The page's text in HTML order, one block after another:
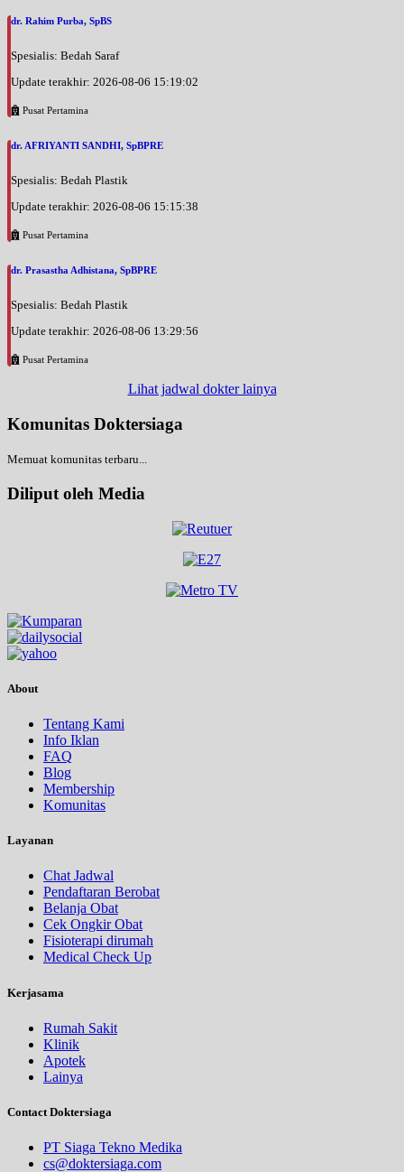
dr. Rahim Purba, SpBS
Spesialis: Bedah Saraf
Update terakhir: 2026-08-06 15:19:02
Pusat Pertamina
dr. AFRIYANTI SANDHI, SpBPRE
Spesialis: Bedah Plastik
Update terakhir: 2026-08-06 15:15:38
Pusat Pertamina
dr. Prasastha Adhistana, SpBPRE
Spesialis: Bedah Plastik
Update terakhir: 2026-08-06 13:29:56
Pusat Pertamina
Lihat jadwal dokter lainya
Komunitas Doktersiaga
Memuat komunitas terbaru...
Diliput oleh Media
About
Tentang Kami
Info Iklan
FAQ
Blog
Membership
Komunitas
Layanan
Chat Jadwal
Pendaftaran Berobat
Belanja Obat
Cek Ongkir Obat
Fisioterapi dirumah
Medical Check Up
Kerjasama
Rumah Sakit
Klinik
Apotek
Lainya
Contact Doktersiaga
PT Siaga Tekno Medika
cs@doktersiaga.com